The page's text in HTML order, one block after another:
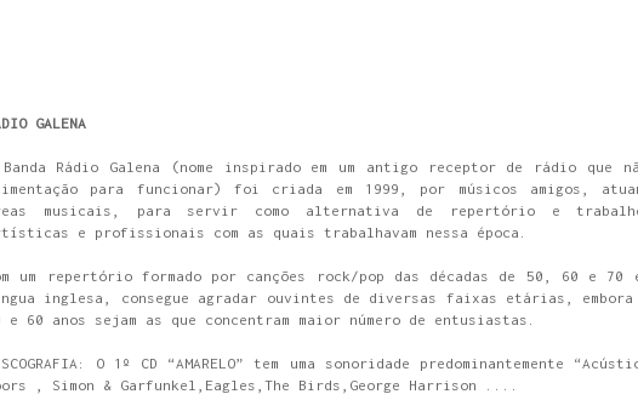
GALENA
Rádio Galena (nome inspirado em um antigo receptor de rádio que
para funcionar) foi criada em 1999, por músicos amigos,
musicais, para servir como alternativa de repertório e
e profissionais com as quais trabalhavam nessa época.
um repertório formado por canções rock/pop das décadas de 50, 60 e 70
inglesa, consegue agradar ouvintes de diversas faixas etárias,
e 60 anos sejam as que concentram maior número de entusiastas.
O 1º CD “AMARELO” tem uma sonoridade predominantemente
, Simon & Garfunkel,Eagles,The Birds,George Harrison ....